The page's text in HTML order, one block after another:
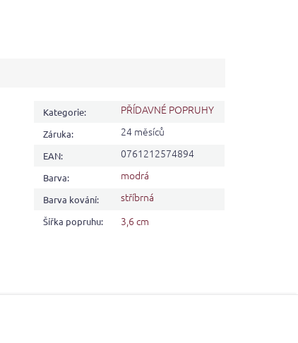
Kategorie: PŘÍDAVNÉ POPRUHY
Záruka: 24 měsíců
EAN: 0761212574894
Barva: modrá
Barva kování: stříbrná
Šířka popruhu: 3,6 cm